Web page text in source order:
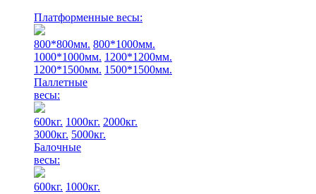
Платформенные весы:
800*800мм. 800*1000мм.
1000*1000мм. 1200*1200мм.
1200*1500мм. 1500*1500мм.
Паллетные
весы:
600кг. 1000кг. 2000кг.
3000кг. 5000кг.
Балочные
весы:
600кг. 1000кг.